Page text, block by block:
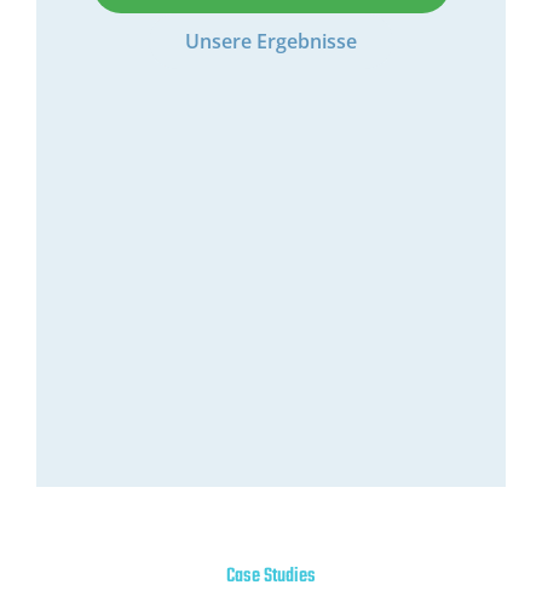
Unsere Ergebnisse
Case Studies